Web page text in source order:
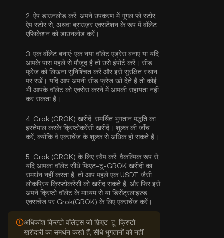
2. ऐप डाउनलोड करें: अपने उपकरण में गूगल प्ले स्टोर,
ऐप स्टोर से, अथवा ब्राउज़र एक्सटेंशन के रूप में वॉलेट
एप्लिकेशन को डाउनलोड करें।
3. एक वॉलेट बनाएं: एक नया वॉलेट एड्रेस बनाएं या यदि
आपके पास पहले से मौजूद है तो उसे इंपोर्ट करें। सीड
फ्रेज को लिखना सुनिश्चित करें और इसे सुरक्षित स्थान
पर रखें। यदि आप अपनी सीड फ्रेज खो देते हैं तो कोई
भी आपके वॉलेट को एक्सेस करने में आपकी सहायता नहीं
कर सकता है।
4. Grok (GROK) खरीदें: समर्थित भुगतान पद्धति का
इस्तेमाल करके क्रिप्टोकरेंसी खरीदें। शुल्क की जाँच
करें, क्योंकि वे एक्सचेंज के शुल्क से अधिक हो सकते हैं।
5. Grok (GROK) के लिए स्वैप करें: वैकल्पिक रूप से,
यदि आपका वॉलेट सीधे फ़िएट-टू-GROK खरीदी का
समर्थन नहीं करता है, तो आप पहले एक USDT जैसी
लोकप्रिय क्रिप्टोकरेंसी को खरीद सकते हैं, और फिर इसे
अपने क्रिप्टो वॉलेट के माध्यम से या डिसेंट्रलाइज़्ड
एक्सचेंज पर Grok(GROK) के लिए एक्सचेंज करें।
अधिकांश क्रिप्टो वॉलेट्स जो फ़िएट-टू-क्रिप्टो
खरीदारी का समर्थन करते हैं, सीधे भुगतानों को नहीं